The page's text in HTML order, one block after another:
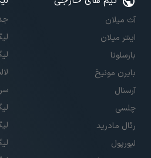
آث میلان
اینتر میلان
بارسلونا
بایرن مونیخ
آرسنال
چلسی
رئال مادرید
لیورپول